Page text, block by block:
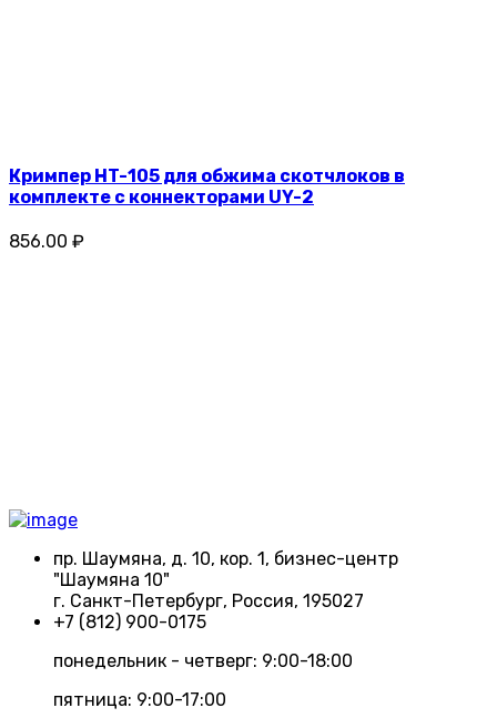
Кримпер HT-105 для обжима скотчлоков в
комплекте с коннекторами UY-2
856.00 ₽
пр. Шаумяна, д. 10, кор. 1, бизнес-центр
"Шаумяна 10"
г. Санкт-Петербург, Россия, 195027
+7 (812) 900-0175
понедельник - четверг: 9:00-18:00
пятница: 9:00-17:00